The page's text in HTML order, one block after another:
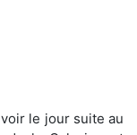
le jour suite au